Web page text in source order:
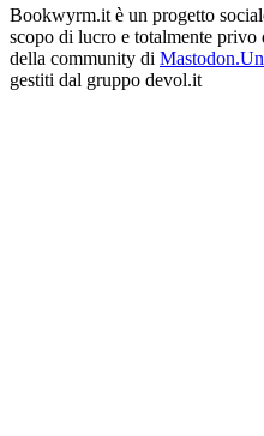
Bookwyrm.it è un progetto
scopo di lucro e totalmente
della community di
gestiti dal gruppo devol.it